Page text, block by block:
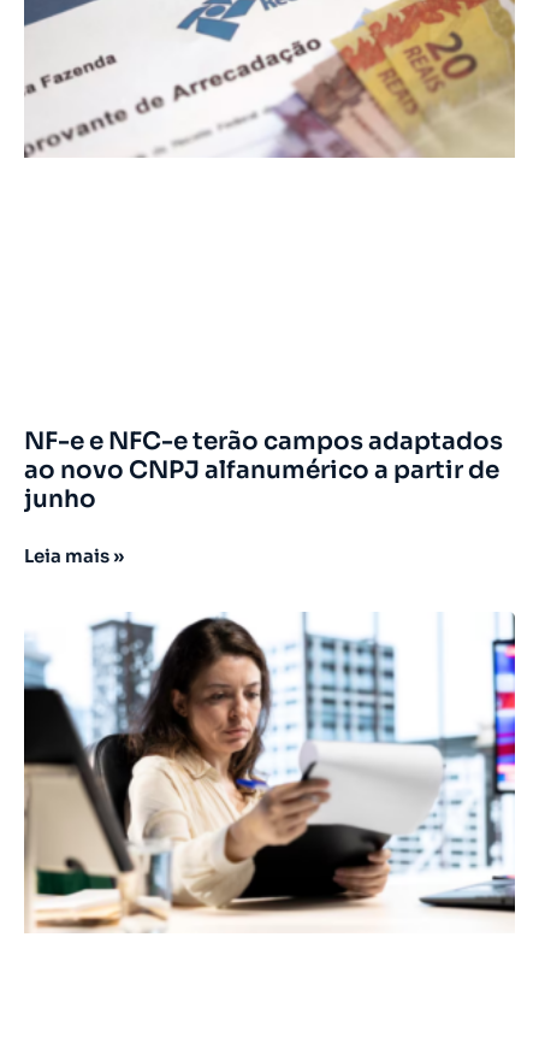
NF-e e NFC-e terão campos adaptados
ao novo CNPJ alfanumérico a partir de
junho
Leia mais »